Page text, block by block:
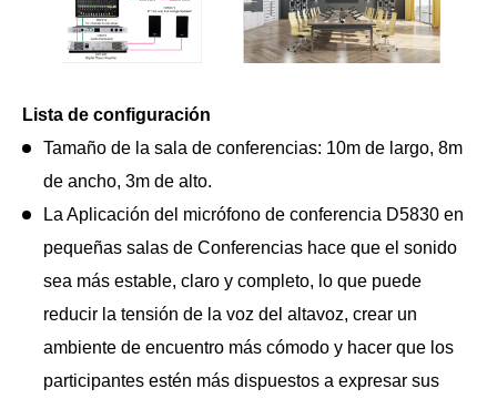
Lista de configuración
Tamaño de la sala de conferencias: 10m de largo, 8m
de ancho, 3m de alto.
La Aplicación del micrófono de conferencia D5830 en
pequeñas salas de Conferencias hace que el sonido
sea más estable, claro y completo, lo que puede
reducir la tensión de la voz del altavoz, crear un
ambiente de encuentro más cómodo y hacer que los
participantes estén más dispuestos a expresar sus